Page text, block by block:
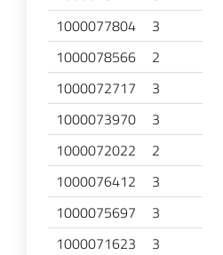
1000077804
3
1000078566
2
1000072717
3
1000073970
3
1000072022
2
1000076412
3
1000075697
3
1000071623
3